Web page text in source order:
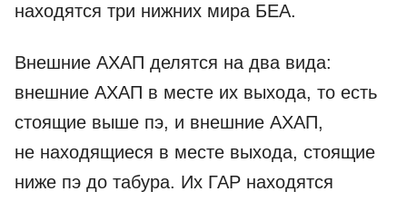
находятся три нижних мира БЕА.
Внешние АХАП делятся на два вида:
внешние АХАП в месте их выхода, то есть
стоящие выше пэ, и внешние АХАП,
не находящиеся в месте выхода, стоящие
ниже пэ до табура. Их ГАР находятся